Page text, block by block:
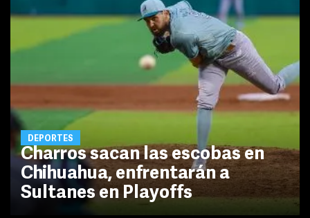
DEPORTES
Charros sacan las escobas en
Chihuahua, enfrentarán a
Sultanes en Playoffs